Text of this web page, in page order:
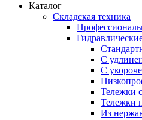
Каталог
Складская техника
С
С
Тележки
Тележки
Из